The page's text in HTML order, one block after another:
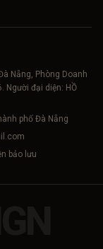
Nẵng, Phòng Doanh
Người đại diện: HỒ
phố Đà Nẵng
bảo lưu